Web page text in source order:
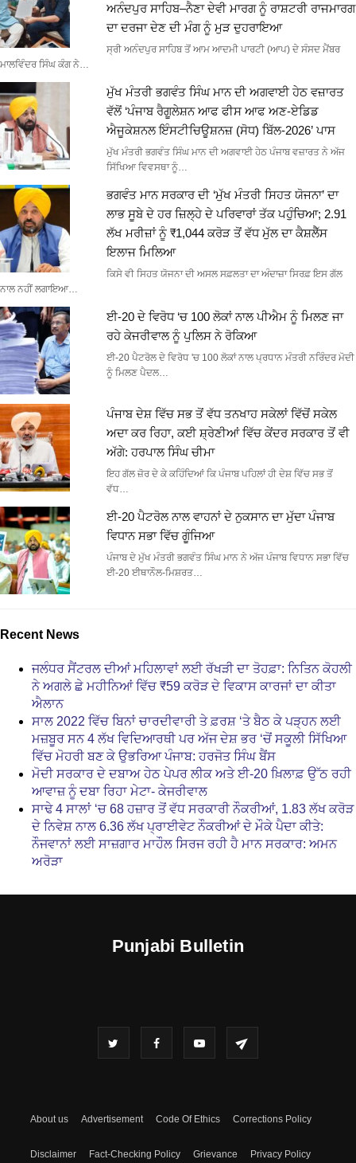
ਅਨੰਦਪੁਰ ਸਾਹਿਬ–ਨੈਣਾ ਦੇਵੀ ਮਾਰਗ ਨੂੰ ਰਾਸ਼ਟਰੀ ਰਾਜਮਾਰਗ
ਦਾ ਦਰਜਾ ਦੇਣ ਦੀ ਮੰਗ ਨੂੰ ਮੁੜ ਦੁਹਰਾਇਆ
ਸ੍ਰੀ ਅਨੰਦਪੁਰ ਸਾਹਿਬ ਤੋਂ ਆਮ ਆਦਮੀ ਪਾਰਟੀ (ਆਪ) ਦੇ ਸੰਸਦ ਮੈਂਬਰ
ਮਾਲਵਿੰਦਰ ਸਿੰਘ ਕੰਗ ਨੇ…
ਮੁੱਖ ਮੰਤਰੀ ਭਗਵੰਤ ਸਿੰਘ ਮਾਨ ਦੀ ਅਗਵਾਈ ਹੇਠ ਵਜ਼ਾਰਤ
ਵੱਲੋਂ ‘ਪੰਜਾਬ ਰੈਗੂਲੇਸ਼ਨ ਆਫ ਫੀਸ ਆਫ ਅਣ-ਏਡਿਡ
ਐਜੂਕੇਸ਼ਨਲ ਇੰਸਟੀਚਿਊਸ਼ਨਜ਼ (ਸੋਧ) ਬਿੱਲ-2026’ ਪਾਸ
ਮੁੱਖ ਮੰਤਰੀ ਭਗਵੰਤ ਸਿੰਘ ਮਾਨ ਦੀ ਅਗਵਾਈ ਹੇਠ ਪੰਜਾਬ ਵਜ਼ਾਰਤ ਨੇ ਅੱਜ
ਸਿੱਖਿਆ ਵਿਵਸਥਾ ਨੂੰ…
ਭਗਵੰਤ ਮਾਨ ਸਰਕਾਰ ਦੀ ‘ਮੁੱਖ ਮੰਤਰੀ ਸਿਹਤ ਯੋਜਨਾ’ ਦਾ
ਲਾਭ ਸੂਬੇ ਦੇ ਹਰ ਜ਼ਿਲ੍ਹੇ ਦੇ ਪਰਿਵਾਰਾਂ ਤੱਕ ਪਹੁੰਚਿਆ; 2.91
ਲੱਖ ਮਰੀਜ਼ਾਂ ਨੂੰ ₹1,044 ਕਰੋੜ ਤੋਂ ਵੱਧ ਮੁੱਲ ਦਾ ਕੈਸ਼ਲੈੱਸ
ਇਲਾਜ ਮਿਲਿਆ
ਕਿਸੇ ਵੀ ਸਿਹਤ ਯੋਜਨਾ ਦੀ ਅਸਲ ਸਫ਼ਲਤਾ ਦਾ ਅੰਦਾਜ਼ਾ ਸਿਰਫ਼ ਇਸ ਗੱਲ
ਨਾਲ ਨਹੀਂ ਲਗਾਇਆ…
ਈ-20 ਦੇ ਵਿਰੋਧ ‘ਚ 100 ਲੋਕਾਂ ਨਾਲ ਪੀਐਮ ਨੂੰ ਮਿਲਣ ਜਾ
ਰਹੇ ਕੇਜਰੀਵਾਲ ਨੂੰ ਪੁਲਿਸ ਨੇ ਰੋਕਿਆ
ਈ-20 ਪੈਟਰੋਲ ਦੇ ਵਿਰੋਧ 'ਚ 100 ਲੋਕਾਂ ਨਾਲ ਪ੍ਰਧਾਨ ਮੰਤਰੀ ਨਰਿੰਦਰ ਮੋਦੀ
ਨੂੰ ਮਿਲਣ ਪੈਦਲ…
ਪੰਜਾਬ ਦੇਸ਼ ਵਿੱਚ ਸਭ ਤੋਂ ਵੱਧ ਤਨਖਾਹ ਸਕੇਲਾਂ ਵਿੱਚੋਂ ਸਕੇਲ
ਅਦਾ ਕਰ ਰਿਹਾ, ਕਈ ਸ਼੍ਰੇਣੀਆਂ ਵਿੱਚ ਕੇਂਦਰ ਸਰਕਾਰ ਤੋਂ ਵੀ
ਅੱਗੇ: ਹਰਪਾਲ ਸਿੰਘ ਚੀਮਾ
ਇਹ ਗੱਲ ਜ਼ੋਰ ਦੇ ਕੇ ਕਹਿੰਦਿਆਂ ਕਿ ਪੰਜਾਬ ਪਹਿਲਾਂ ਹੀ ਦੇਸ਼ ਵਿੱਚ ਸਭ ਤੋਂ
ਵੱਧ…
ਈ-20 ਪੈਟਰੋਲ ਨਾਲ ਵਾਹਨਾਂ ਦੇ ਨੁਕਸਾਨ ਦਾ ਮੁੱਦਾ ਪੰਜਾਬ
ਵਿਧਾਨ ਸਭਾ ਵਿੱਚ ਗੂੰਜਿਆ
ਪੰਜਾਬ ਦੇ ਮੁੱਖ ਮੰਤਰੀ ਭਗਵੰਤ ਸਿੰਘ ਮਾਨ ਨੇ ਅੱਜ ਪੰਜਾਬ ਵਿਧਾਨ ਸਭਾ ਵਿੱਚ
ਈ-20 ਈਥਾਨੌਲ-ਮਿਸ਼ਰਤ…
Recent News
ਜਲੰਧਰ ਸੈਂਟਰਲ ਦੀਆਂ ਮਹਿਲਾਵਾਂ ਲਈ ਰੱਖੜੀ ਦਾ ਤੋਹਫ਼ਾ: ਨਿਤਿਨ ਕੋਹਲੀ
ਨੇ ਅਗਲੇ ਛੇ ਮਹੀਨਿਆਂ ਵਿੱਚ ₹59 ਕਰੋੜ ਦੇ ਵਿਕਾਸ ਕਾਰਜਾਂ ਦਾ ਕੀਤਾ
ਐਲਾਨ
ਸਾਲ 2022 ਵਿੱਚ ਬਿਨਾਂ ਚਾਰਦੀਵਾਰੀ ਤੇ ਫ਼ਰਸ਼ ‘ਤੇ ਬੈਠ ਕੇ ਪੜ੍ਹਨ ਲਈ
ਮਜ਼ਬੂਰ ਸਨ 4 ਲੱਖ ਵਿਦਿਆਰਥੀ ਪਰ ਅੱਜ ਦੇਸ਼ ਭਰ ‘ਚੋਂ ਸਕੂਲੀ ਸਿੱਖਿਆ
ਵਿੱਚ ਮੋਹਰੀ ਬਣ ਕੇ ਉਭਰਿਆ ਪੰਜਾਬ: ਹਰਜੋਤ ਸਿੰਘ ਬੈਂਸ
ਮੋਦੀ ਸਰਕਾਰ ਦੇ ਦਬਾਅ ਹੇਠ ਪੇਪਰ ਲੀਕ ਅਤੇ ਈ-20 ਖ਼ਿਲਾਫ਼ ਉੱਠ ਰਹੀ
ਆਵਾਜ਼ ਨੂੰ ਦਬਾ ਰਿਹਾ ਮੇਟਾ- ਕੇਜਰੀਵਾਲ
ਸਾਢੇ 4 ਸਾਲਾਂ ‘ਚ 68 ਹਜ਼ਾਰ ਤੋਂ ਵੱਧ ਸਰਕਾਰੀ ਨੌਕਰੀਆਂ, 1.83 ਲੱਖ ਕਰੋੜ
ਦੇ ਨਿਵੇਸ਼ ਨਾਲ 6.36 ਲੱਖ ਪ੍ਰਾਈਵੇਟ ਨੌਕਰੀਆਂ ਦੇ ਮੌਕੇ ਪੈਦਾ ਕੀਤੇ:
ਨੌਜਵਾਨਾਂ ਲਈ ਸਾਜ਼ਗਾਰ ਮਾਹੌਲ ਸਿਰਜ ਰਹੀ ਹੈ ਮਾਨ ਸਰਕਾਰ: ਅਮਨ
ਅਰੋੜਾ
Punjabi Bulletin
About us Advertisement Code Of Ethics Corrections Policy
Disclaimer Fact-Checking Policy Grievance Privacy Policy